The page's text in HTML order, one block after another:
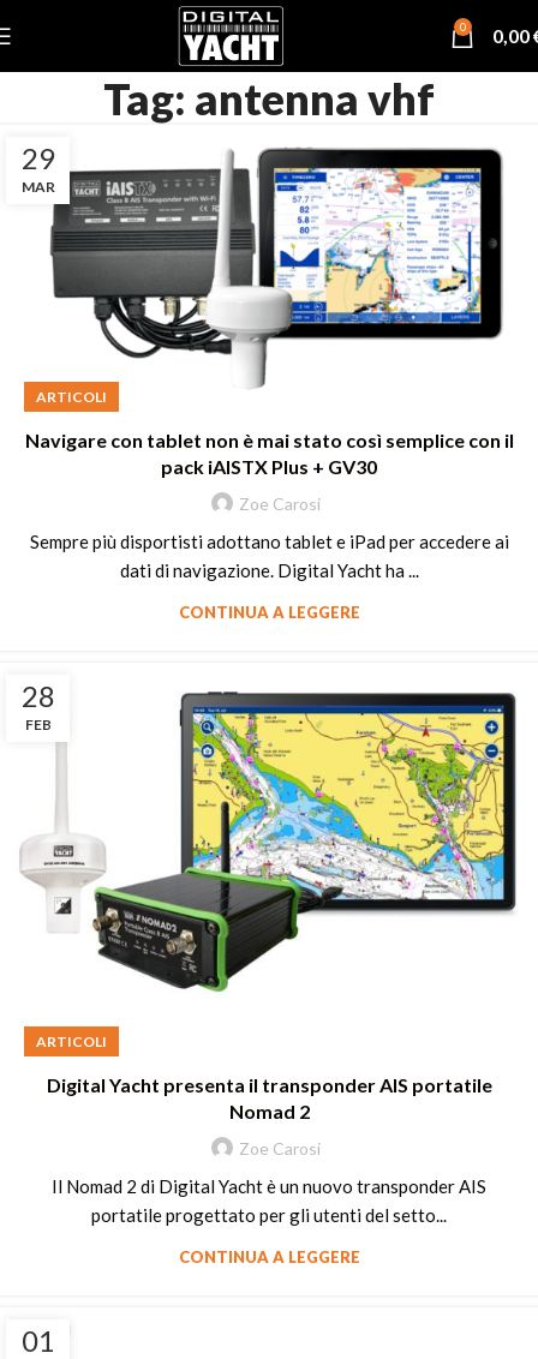
0 0,00
Tag: antenna vhf
29
MAR
ARTICOLI
Navigare con tablet non è mai stato così semplice con il
pack iAISTX Plus + GV30
Zoe Carosi
Sempre più disportisti adottano tablet e iPad per accedere ai
dati di navigazione. Digital Yacht ha ...
CONTINUA A LEGGERE
28
FEB
ARTICOLI
Digital Yacht presenta il transponder AIS portatile
Nomad 2
Zoe Carosi
Il Nomad 2 di Digital Yacht è un nuovo transponder AIS
portatile progettato per gli utenti del setto...
CONTINUA A LEGGERE
01